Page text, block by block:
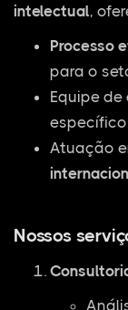
intelectual,
Processo
para o
Equipe de
Atuação
Nossos